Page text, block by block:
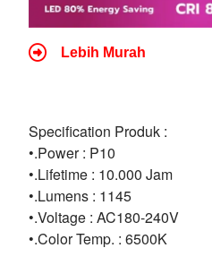
Lebih Murah
Specification Produk :
•.Power : P10
•.Lifetime : 10.000 Jam
•.Lumens : 1145
•.Voltage : AC180-240V
•.Color Temp. : 6500K